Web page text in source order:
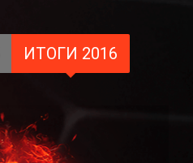
ИТОГИ 2016